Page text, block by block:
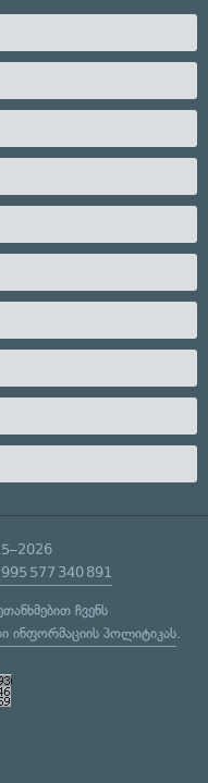
577 340 891
ჩვენს
ინფორმაციის პოლიტიკას.